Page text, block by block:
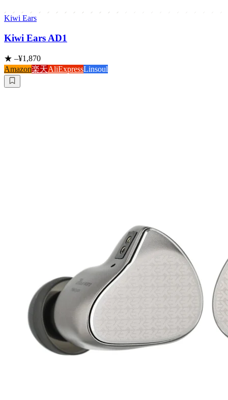
Kiwi Ears
Kiwi Ears AD1
★ –¥1,870
Amazon楽天AliExpressLinsoul